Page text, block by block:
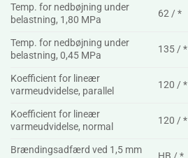
Temp. for nedbøjning under
belastning, 1,80 MPa
62 / *
Temp. for nedbøjning under
belastning, 0,45 MPa
135 / *
Koefficient for lineær
varmeudvidelse, parallel
120 / *
Koefficient for lineær
varmeudvidelse, normal
120 / *
Brændingsadfærd ved 1,5 mm